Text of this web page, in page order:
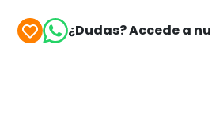
¿Dudas? Accede a